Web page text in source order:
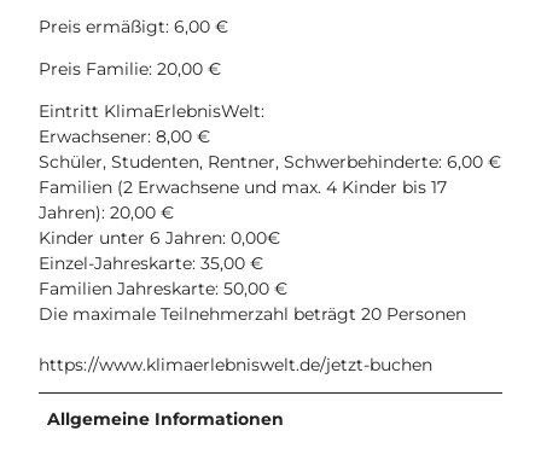
i
p
e
.
j
p
g
Preis ermäßigt: 6,00 €
Preis Familie: 20,00 €
Eintritt KlimaErlebnisWelt:
Erwachsener: 8,00 €
Schüler, Studenten, Rentner, Schwerbehinderte: 6,00 €
Familien (2 Erwachsene und max. 4 Kinder bis 17
Jahren): 20,00 €
Kinder unter 6 Jahren: 0,00€
Einzel-Jahreskarte: 35,00 €
Familien Jahreskarte: 50,00 €
Die maximale Teilnehmerzahl beträgt 20 Personen
https://www.klimaerlebniswelt.de/jetzt-buchen
Allgemeine Informationen